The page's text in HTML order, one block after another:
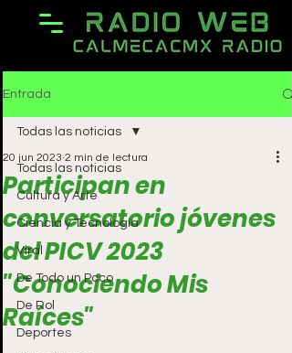
Entrada
Todas las noticias
Cultura y Arte
Ciencia y Tecnología
Viral
De Todo un Poco
De Rol
Deportes
Todas las noticias
Participan en
conversatorio jóvenes
del PICV 2023
"Conociendo Mis
Raíces"
20 jun 2023 2 min de lectura